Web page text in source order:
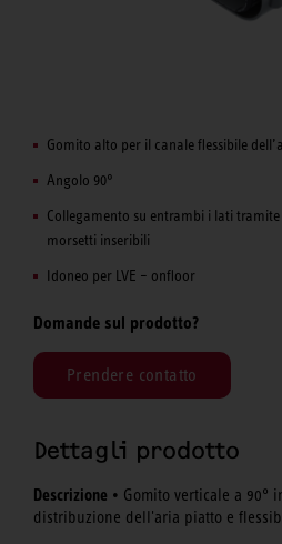
Gomito alto per il canale flessibile
Angolo 90°
Collegamento su entrambi i lati
morsetti inseribili
Idoneo per LVE – onfloor
Domande sul prodotto?
Prendere contatto
Dettagli prodotto
Descrizione • Gomito verticale a 90°
distribuzione dell'aria piatto e